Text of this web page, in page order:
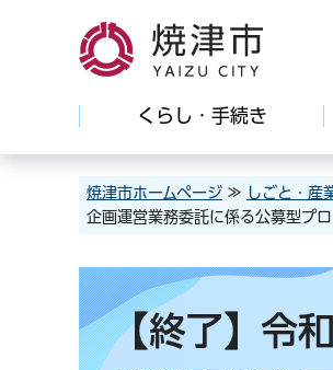
焼津市
くらし・手続き
焼津市ホームページ ≫ しごと・産
企画運営業務委託に係る公募型プ
【終了】令